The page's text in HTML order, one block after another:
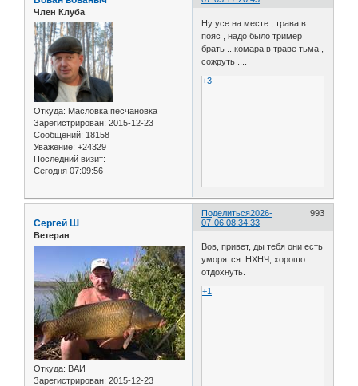
Член Клуба
Откуда: Масловка песчановка
Зарегистрирован: 2015-12-23
Сообщений: 18158
Уважение: +24329
Последний визит:
Сегодня 07:09:56
Ну усе на месте , трава в
пояс , надо было тример
брать ...комара в траве тьма ,
сожруть ....
+3
Поделиться 993
2026-
07-06 08:34:33
Сергей Ш
Ветеран
Откуда: ВАИ
Зарегистрирован: 2015-12-23
Вов, привет, ды тебя они есть
уморятся. НХНЧ, хорошо
отдохнуть.
+1